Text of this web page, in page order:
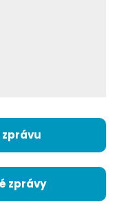
zprávy